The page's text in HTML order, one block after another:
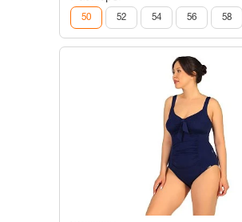
50 52 54 56 58